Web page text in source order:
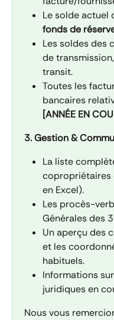
Le solde actuel
fonds de
Les soldes des
de
transit.
Toutes les
bancaires
[ANNÉE EN
3. Gestion &
La liste
copropriétaires
en Excel).
Les procès-
Générales des
Un aperçu des
et les
habituels.
Informations
juridiques en
Nous vous